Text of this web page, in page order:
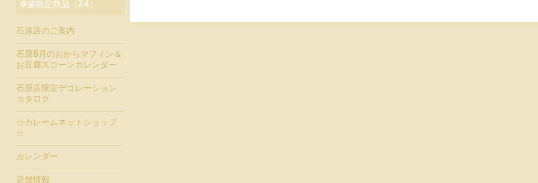
季節限定商品（24）
石原店のご案内
石原8月のおからマフィン＆
お豆腐スコーンカレンダー
石原店限定デコレーション
カタログ
☆カレームネットショップ
☆
カレンダー
店舗情報